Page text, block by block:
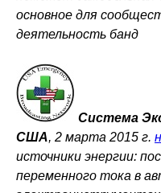
основное для
деятельность банд
Система
США, 2 марта 2015 г.
источники энергии:
переменного тока в